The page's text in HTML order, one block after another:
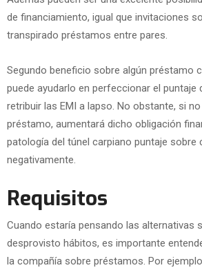
de financiamiento, igual que invitaciones
transpirado préstamos entre pares.
Segundo beneficio sobre algún préstamo
puede ayudarlo en perfeccionar el puntaje
retribuir las EMI a lapso. No obstante, si
préstamo, aumentará dicho obligación
patologí­a del túnel carpiano puntaje sobre
negativamente.
Requisitos
Cuando estaría pensando las alternativas
desprovisto hábitos, es importante
la compañía sobre préstamos. Por